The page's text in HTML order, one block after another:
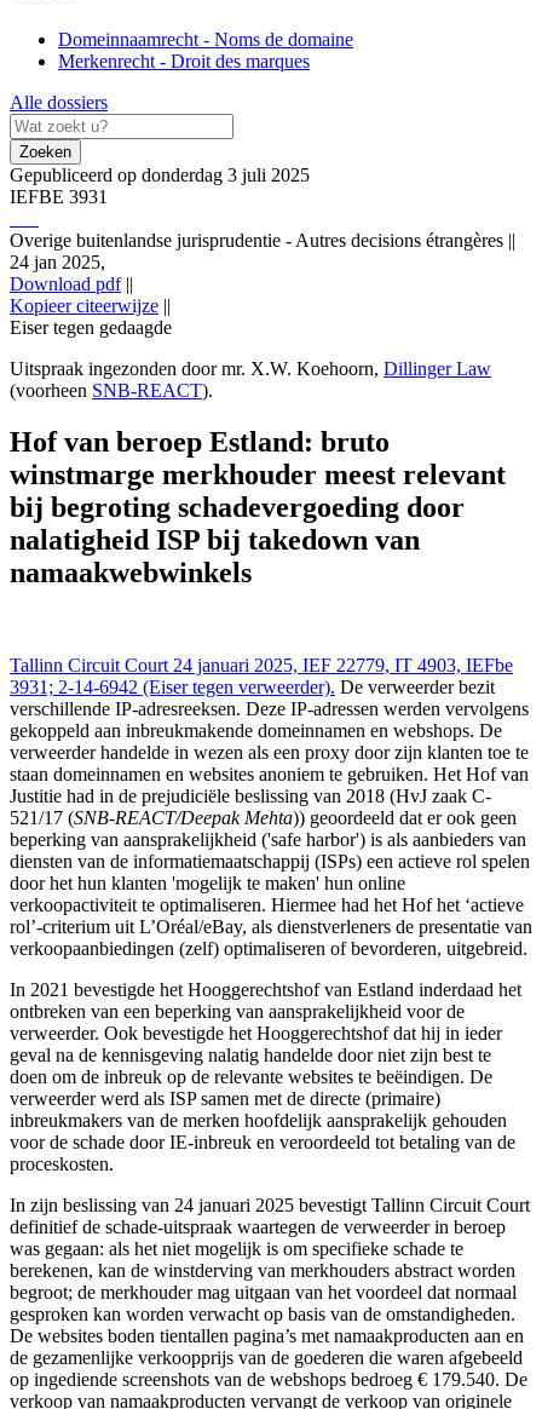
Domeinnaamrecht - Noms de domaine
Merkenrecht - Droit des marques
Alle dossiers
Zoeken
Gepubliceerd op donderdag 3 juli 2025
IEFBE 3931
Overige buitenlandse jurisprudentie - Autres decisions étrangères ||
24 jan 2025,
Download pdf||
Kopieer citeerwijze ||
Eiser tegen gedaagde
jan 2025,, IEFBE 3931; (Eiser tegen gedaagde), https://redactie-
delex.cshark.nl/artikelen/hof-van-beroep-estland-bruto-winstmarge-
nalatigheid-isp-bij-takedown-van-namaakwebwinkels
Uitspraak ingezonden door mr. X.W. Koehoorn, Dillinger Law
(voorheen SNB-REACT).
Hof van beroep Estland: bruto
winstmarge merkhouder meest relevant
bij begroting schadevergoeding door
nalatigheid ISP bij takedown van
namaakwebwinkels
Tallinn Circuit Court 24 januari 2025, IEF 22779, IT 4903, IEFbe
3931; 2-14-6942 (Eiser tegen verweerder). De verweerder bezit
verschillende IP-adresreeksen. Deze IP-adressen werden vervolgens
gekoppeld aan inbreukmakende domeinnamen en webshops. De
verweerder handelde in wezen als een proxy door zijn klanten toe te
staan domeinnamen en websites anoniem te gebruiken. Het Hof van
Justitie had in de prejudiciële beslissing van 2018 (HvJ zaak C-
521/17 (SNB-REACT/Deepak Mehta)) geoordeeld dat er ook geen
beperking van aansprakelijkheid ('safe harbor') is als aanbieders van
diensten van de informatiemaatschappij (ISPs) een actieve rol spelen
door het hun klanten 'mogelijk te maken' hun online
verkoopactiviteit te optimaliseren. Hiermee had het Hof het ‘actieve
rol’-criterium uit L’Oréal/eBay, als dienstverleners de presentatie van
verkoopaanbiedingen (zelf) optimaliseren of bevorderen, uitgebreid.
In 2021 bevestigde het Hooggerechtshof van Estland inderdaad het
ontbreken van een beperking van aansprakelijkheid voor de
verweerder. Ook bevestigde het Hooggerechtshof dat hij in ieder
geval na de kennisgeving nalatig handelde door niet zijn best te
doen om de inbreuk op de relevante websites te beëindigen. De
verweerder werd als ISP samen met de directe (primaire)
inbreukmakers van de merken hoofdelijk aansprakelijk gehouden
voor de schade door IE-inbreuk en veroordeeld tot betaling van de
proceskosten.
In zijn beslissing van 24 januari 2025 bevestigt Tallinn Circuit Court
definitief de schade-uitspraak waartegen de verweerder in beroep
was gegaan: als het niet mogelijk is om specifieke schade te
berekenen, kan de winstderving van merkhouders abstract worden
begroot; de merkhouder mag uitgaan van het voordeel dat normaal
gesproken kan worden verwacht op basis van de omstandigheden.
De websites boden tientallen pagina’s met namaakproducten aan en
de gezamenlijke verkoopprijs van de goederen die waren afgebeeld
op ingediende screenshots van de webshops bedroeg € 179.540. De
verkoop van namaakproducten vervangt de verkoop van originele